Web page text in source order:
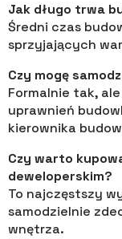
Jak długo trwa
Średni czas
sprzyjających
Czy mogę
Formalnie tak,
uprawnień
kierownika
Czy warto
deweloperskim?
To najczęstszy
samodzielnie
wnętrza.